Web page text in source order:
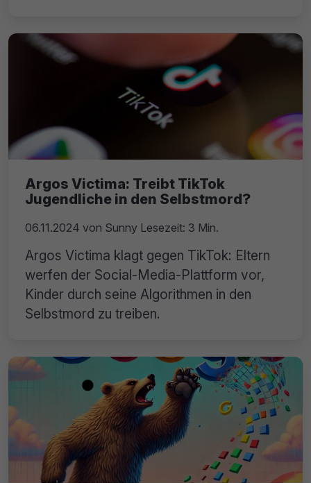
Argos Victima: Treibt TikTok
Jugendliche in den Selbstmord?
06.11.2024 von Sunny Lesezeit: 3 Min.
Argos Victima klagt gegen TikTok: Eltern
werfen der Social-Media-Plattform vor,
Kinder durch seine Algorithmen in den
Selbstmord zu treiben.